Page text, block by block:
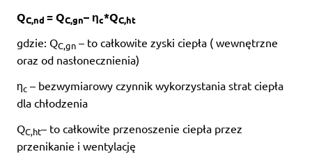
QC,nd = QC,gn– ηc*QC,ht
gdzie: QC,gn – to całkowite zyski ciepła ( wewnętrzne
oraz od nasłonecznienia)
ηc – bezwymiarowy czynnik wykorzystania strat ciepła
dla chłodzenia
QC,ht– to całkowite przenoszenie ciepła przez
przenikanie i wentylację